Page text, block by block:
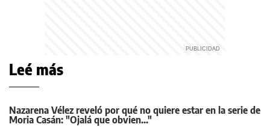
Leé más
Nazarena Vélez reveló por qué no quiere estar en la serie de
Moria Casán: "Ojalá que obvien..."